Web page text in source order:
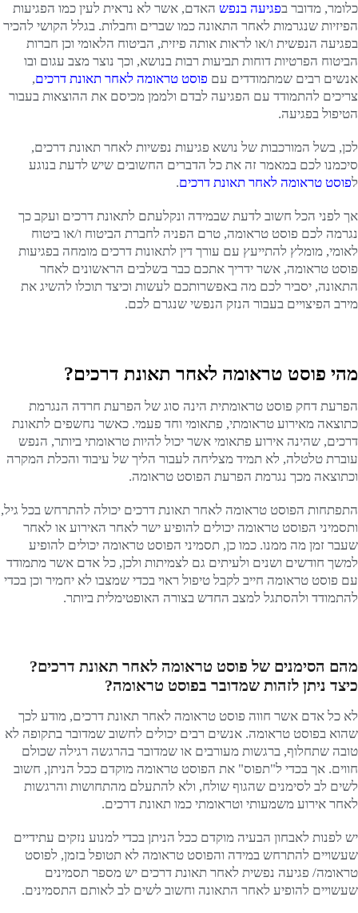
כלומר, מדובר בפגיעה בנפש האדם, אשר לא נראית לעין כמו הפגיעות
הפיזיות שנגרמות לאחר התאונה כמו שברים וחבלות. בגלל הקושי להכיר
בפגיעה הנפשית ו/או לראות אותה פיזית, הביטוח הלאומי וכן חברות
הביטוח הפרטיות דוחות תביעות רבות בנושא, וכך נוצר מצב עגום ובו
אנשים רבים שמתמודדים עם פוסט טראומה לאחר תאונת דרכים,
צריכים להתמודד עם הפגיעה לבדם ולממן מכיסם את ההוצאות בעבור
הטיפול בפגיעה.
לכן, בשל המורכבות של נושא פגיעות נפשיות לאחר תאונת דרכים,
סיכמנו לכם במאמר זה את כל הדברים החשובים שיש לדעת בנוגע
לפוסט טראומה לאחר תאונת דרכים.
אך לפני הכל חשוב לדעת שבמידה ונקלעתם לתאונת דרכים ועקב כך
נגרמה לכם פוסט טראומה, טרם הפניה לחברת הביטוח ו/או ביטוח
לאומי, מומלץ להתייעץ עם עורך דין לתאונות דרכים מומחה בפגיעות
פוסט טראומה, אשר ידריך אתכם כבר בשלבים הראשונים לאחר
התאונה, יסביר לכם מה באפשרותכם לעשות וכיצד תוכלו להשיג את
מירב הפיצויים בעבור הנזק הנפשי שנגרם לכם.
מהי פוסט טראומה לאחר תאונת דרכים?
הפרעת דחק פוסט טראומתית הינה סוג של הפרעת חרדה הנגרמת
כתוצאה מאירוע טראומתי, פתאומי וחד פעמי. כאשר נחשפים לתאונת
דרכים, שהינה אירוע פתאומי אשר יכול להיות טראומתי ביותר, הנפש
עוברת טלטלה, לא תמיד מצליחה לעבור הליך של עיבוד והכלת המקרה
וכתוצאה מכך נגרמת הפרעת הפוסט טראומה.
התפתחות הפוסט טראומה לאחר תאונת דרכים יכולה להתרחש בכל גיל,
ותסמיני הפוסט טראומה יכולים להופיע ישר לאחר האירוע או לאחר
שעבר זמן מה ממנו. כמו כן, תסמיני הפוסט טראומה יכולים להופיע
למשך חודשים ושנים ולעיתים גם לצמיתות ולכן, כל אדם אשר מתמודד
עם פוסט טראומה חייב לקבל טיפול ראוי בכדי שמצבו לא יחמיר וכן בכדי
להתמודד ולהסתגל למצב החדש בצורה האופטימלית ביותר.
מהם הסימנים של פוסט טראומה לאחר תאונת דרכים?
כיצד ניתן לזהות שמדובר בפוסט טראומה?
לא כל אדם אשר חווה פוסט טראומה לאחר תאונת דרכים, מודע לכך
שהוא בפוסט טראומה. אנשים רבים יכולים לחשוב שמדובר בתקופה לא
טובה שתחלוף, ברגשות מעורבים או שמדובר בהרגשה רגילה שכולם
חווים. אך בכדי ל"תפוס" את הפוסט טראומה מוקדם ככל הניתן, חשוב
לשים לב לסימנים שהגוף שולח, ולא להתעלם מהתחושות והרגשות
לאחר אירוע משמעותי וטראומתי כמו תאונת דרכים.
יש לפנות לאבחון הבעיה מוקדם ככל הניתן בכדי למנוע נזקים עתידיים
שעשויים להתרחש במידה והפוסט טראומה לא תטופל בזמן, לפוסט
טראומה/ פגיעה נפשית לאחר תאונת דרכים יש מספר תסמינים
שעשויים להופיע לאחר התאונה וחשוב לשים לב לאותם התסמינים.